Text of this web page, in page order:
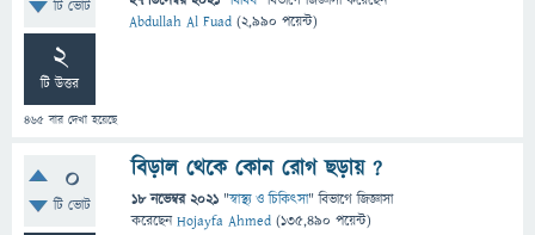
টি ভোট
2
টি উত্তর
465 বার দেখা হয়েছে
Abdullah Al Fuad (2,990 পয়েন্ট)
0
টি ভোট
বিড়াল থেকে কোন রোগ ছড়ায় ?
18 নভেম্বর 2021 "স্বাস্থ্য ও চিকিৎসা" বিভাগে জিজ্ঞাসা
করেছেনHojayfa Ahmed (135,490 পয়েন্ট)